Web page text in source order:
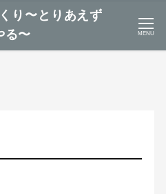
り〜とりあえず
る〜
MENU